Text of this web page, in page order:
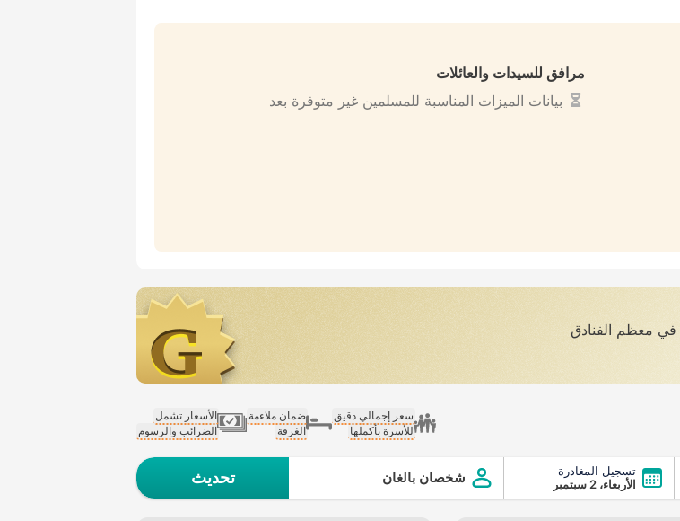
مرافق للسيدات والعائلات
بيانات الميزات المناسبة للمسلمين غير متوفرة بعد
في معظم الفنادق
سعر إجمالي دقيق
للأسرة بأكملها
ضمان ملاءمة
الغرفة
الأسعار تشمل
الضرائب والرسوم
تسجيل المغادرة
الأربعاء، 2 سبتمبر
شخصان بالغان تحديث